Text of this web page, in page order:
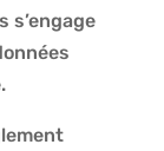
s’engage